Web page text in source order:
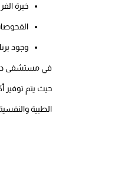
خبرة
وجود
في مستشفى
حيث يتم توفير
الطبية